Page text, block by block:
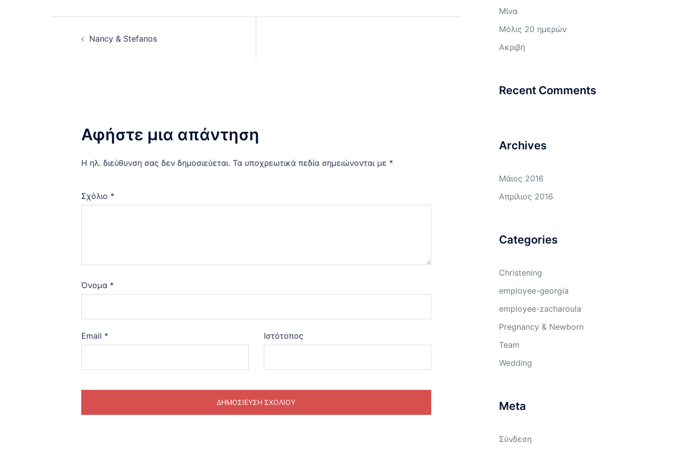
navigation
Nancy & Stefanos
Αφήστε μια απάντηση
Η ηλ. διεύθυνση σας δεν δημοσιεύεται. Τα υποχρεωτικά πεδία σημειώνονται με *
Σχόλιο *
Όνομα *
Email * Ιστότοπος
Μίνα
Μόλις 20 ημερών
Ακριβή
Recent Comments
Archives
Μάιος 2016
Απρίλιος 2016
Categories
Christening
employee-georgia
employee-zacharoula
Pregnancy & Newborn
Team
Wedding
Meta
Σύνδεση